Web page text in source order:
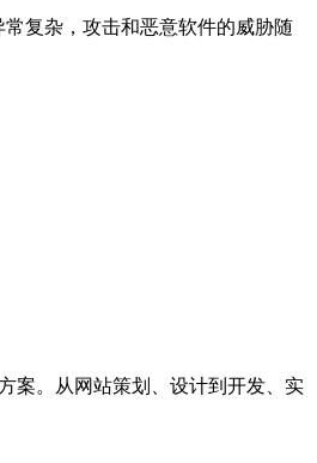
复杂，攻击和恶意软件的威胁随
案。从网站策划、设计到开发、实